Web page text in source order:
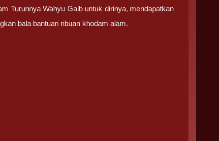
Turunnya Wahyu Gaib untuk dirinya, mendapatkan
bala bantuan ribuan khodam alam.